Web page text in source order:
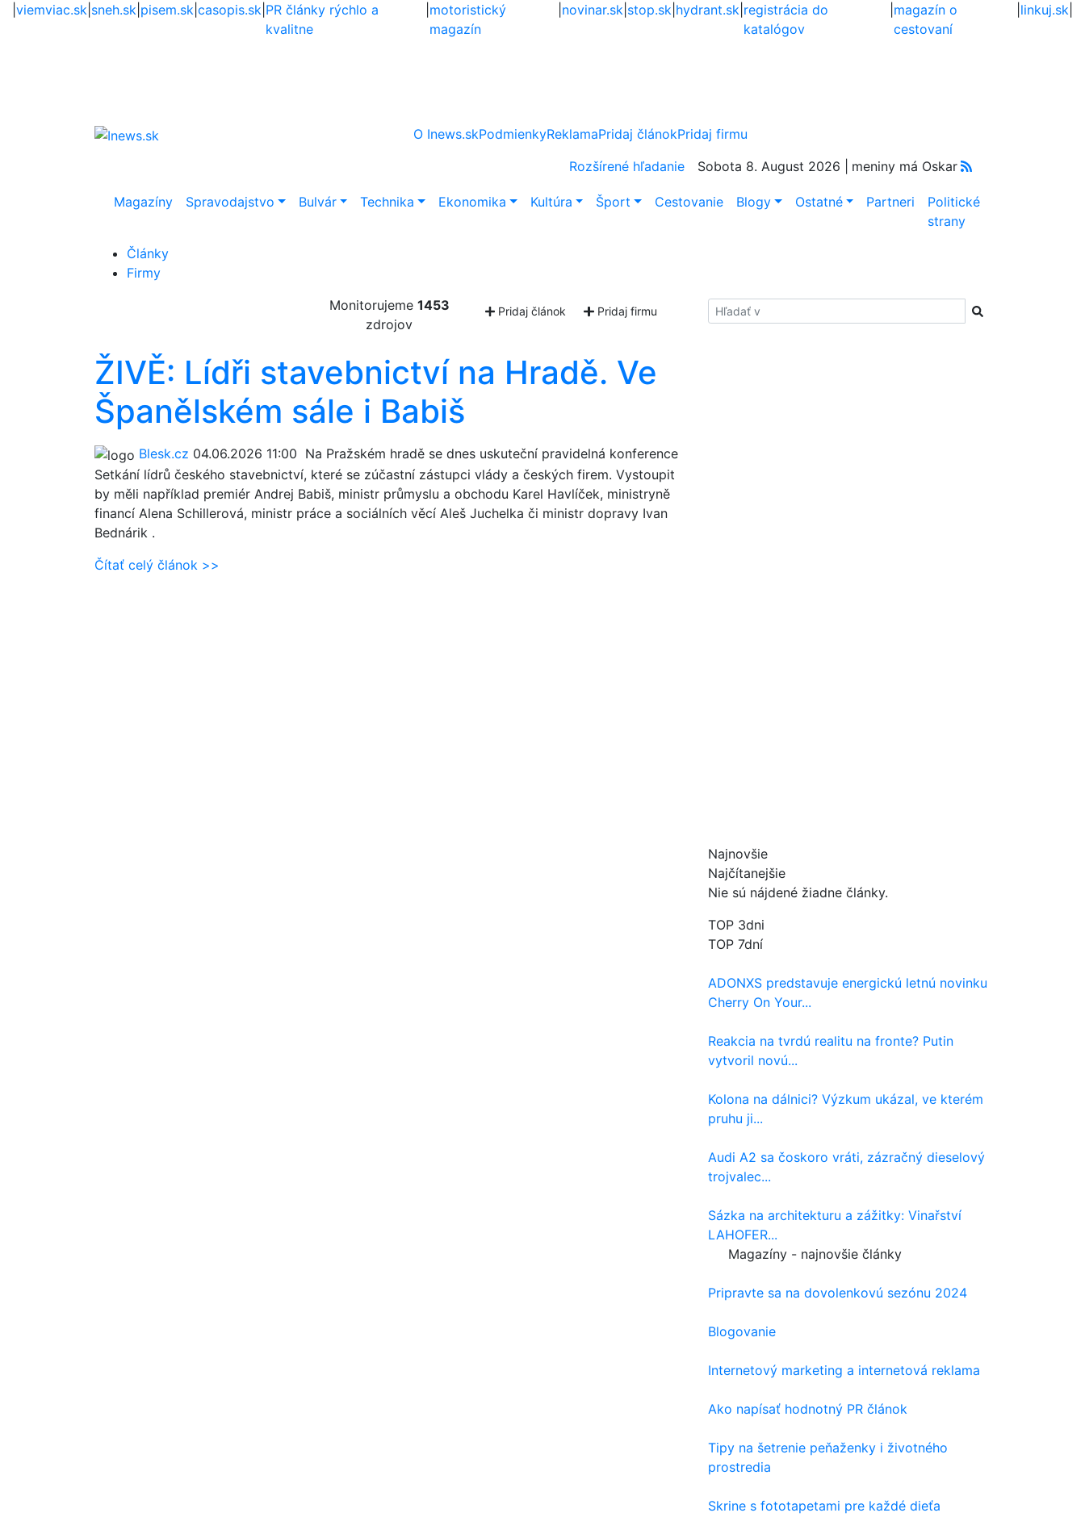
viemviac.sk sneh.sk pisem.sk casopis.sk PR články rýchlo a
kvalitne
motoristický
magazín
novinar.sk stop.sk hydrant.sk registrácia do
katalógov
magazín o
cestovaní
linkuj.sk|
O Inews.skPodmienkyReklamaPridaj článokPridaj firmu
Rozšírené hľadanie
Sobota 8. August 2026 | meniny má Oskar
Magazíny Spravodajstvo Bulvár Technika Ekonomika Kultúra Šport Cestovanie Blogy Ostatné Partneri
Politické
strany
Články
Firmy
Monitorujeme 1453
zdrojov
Pridaj článok Pridaj firmu Hladať
ŽIVĚ: Lídři stavebnictví na Hradě. Ve
Španělském sále i Babiš
Blesk.cz 04.06.2026 11:00 Na Pražském hradě se dnes uskuteční pravidelná konference
Setkání lídrů českého stavebnictví, které se zúčastní zástupci vlády a českých firem. Vystoupit
by měli například premiér Andrej Babiš, ministr průmyslu a obchodu Karel Havlíček, ministryně
financí Alena Schillerová, ministr práce a sociálních věcí Aleš Juchelka či ministr dopravy Ivan
Bednárik .
Čítať celý článok >>
Najnovšie
Najčítanejšie
Nie sú nájdené žiadne články.
TOP 3dni
TOP 7dní
ADONXS predstavuje energickú letnú novinku
Cherry On Your...
Reakcia na tvrdú realitu na fronte? Putin
vytvoril novú...
Kolona na dálnici? Výzkum ukázal, ve kterém
pruhu ji...
Audi A2 sa čoskoro vráti, zázračný dieselový
trojvalec...
Sázka na architekturu a zážitky: Vinařství
LAHOFER...
Magazíny - najnovšie články
Pripravte sa na dovolenkovú sezónu 2024
Blogovanie
Internetový marketing a internetová reklama
Ako napísať hodnotný PR článok
Tipy na šetrenie peňaženky i životného
prostredia
Skrine s fototapetami pre každé dieťa